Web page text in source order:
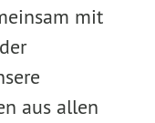
mit
aus allen